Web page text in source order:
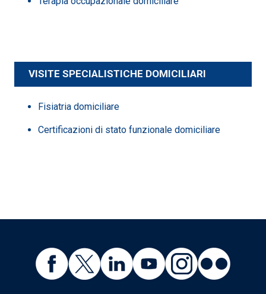
VISITE SPECIALISTICHE DOMICILIARI
Fisiatria domiciliare
Certificazioni di stato funzionale domiciliare